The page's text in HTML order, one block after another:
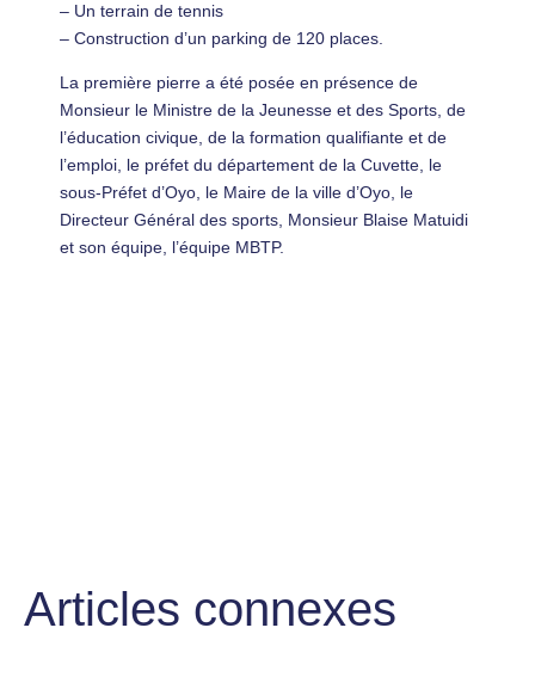
– ⁠Un terrain de tennis
– ⁠Construction d’un parking de 120 places.
La première pierre a été posée en présence de
Monsieur le Ministre de la Jeunesse et des Sports, de
l’éducation civique, de la formation qualifiante et de
l’emploi, le préfet du département de la Cuvette, le
sous-Préfet d’Oyo, le Maire de la ville d’Oyo, le
Directeur Général des sports, Monsieur Blaise Matuidi
et son équipe, l’équipe MBTP.
Articles connexes